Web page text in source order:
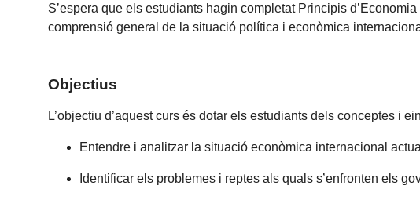
S’espera que els estudiants hagin completat Principis
comprensió general de la situació política i econòmica
Objectius
L’objectiu d’aquest curs és dotar els estudiants dels conceptes i
Entendre i analitzar la situació econòmica internacional
Identificar els problemes i reptes als quals s’enfronten els